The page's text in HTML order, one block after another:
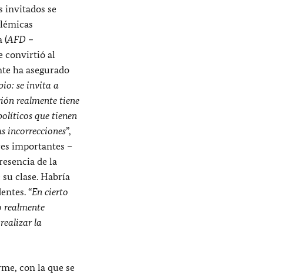
invitados se
(AFD –
convirtió al
ha asegurado
se invita a
realmente tiene
que tienen
incorrecciones”,
importantes –
de la
clase. Habría
“En cierto
realmente
la
con la que se